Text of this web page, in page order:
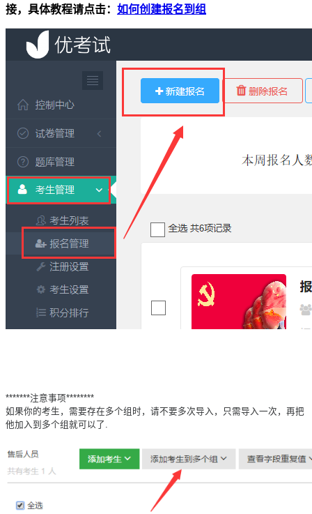
接，具体教程请点击： 如何创建报名到组
*******注意事项********
如果你的考生，需要存在多个组时，请不要多次导入，只需导入一次，再把
他加入到多个组就可以了.